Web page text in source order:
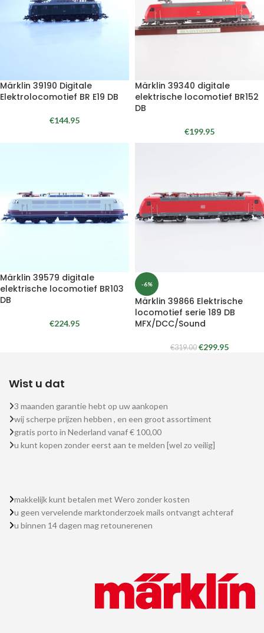
Märklin 39190 Digitale
Elektrolocomotief BR E19 DB
€144.95
Märklin 39340 digitale
elektrische locomotief BR152
DB
€199.95
Märklin 39579 digitale
elektrische locomotief BR103
DB
€224.95
-6%
Märklin 39866 Elektrische
locomotief serie 189 DB
MFX/DCC/Sound
€319.00 €299.95
Wist u dat
3 maanden garantie hebt op uw aankopen
wij scherpe prijzen hebben , en een groot assortiment
gratis porto in Nederland vanaf € 100,00
u kunt kopen zonder eerst aan te melden [wel zo veilig]
makkelijk kunt betalen met Wero zonder kosten
u geen vervelende marktonderzoek mails ontvangt achteraf
u binnen 14 dagen mag retounerenen